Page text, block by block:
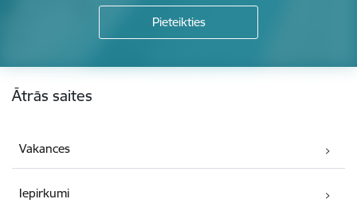
Ātrās saites
Vakances
Iepirkumi